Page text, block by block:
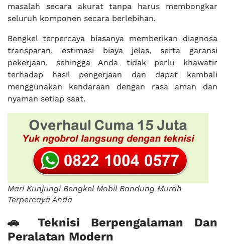
masalah secara akurat tanpa harus membongkar
seluruh komponen secara berlebihan.
Bengkel terpercaya biasanya memberikan diagnosa
transparan, estimasi biaya jelas, serta garansi
pekerjaan, sehingga Anda tidak perlu khawatir
terhadap hasil pengerjaan dan dapat kembali
menggunakan kendaraan dengan rasa aman dan
nyaman setiap saat.
Mari Kunjungi Bengkel Mobil Bandung Murah
Terpercaya Anda
🚗 Teknisi Berpengalaman Dan
Peralatan Modern